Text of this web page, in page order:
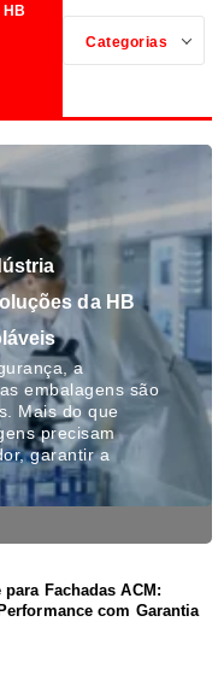
HB
Categorias
da HB
a
embalagens são
Mais do que
precisam
garantir a
Fachadas ACM:
com Garantia